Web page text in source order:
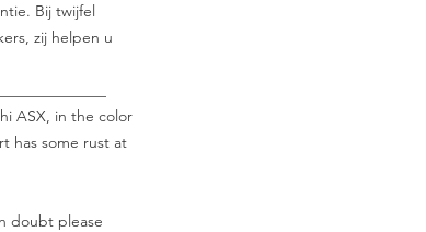
Bij twijfel
zij helpen u
ASX, in the color
has some rust at
doubt please